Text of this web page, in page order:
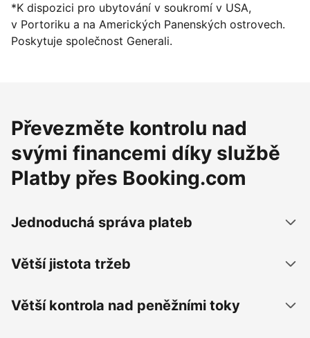
*K dispozici pro ubytování v soukromí v USA,
v Portoriku a na Amerických Panenských ostrovech.
Poskytuje společnost Generali.
Převezměte kontrolu nad
svými financemi díky službě
Platby přes Booking.com
Jednoduchá správa plateb
Větší jistota tržeb
Větší kontrola nad peněžními toky